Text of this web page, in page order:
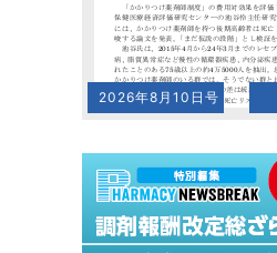
2026年8月10日号